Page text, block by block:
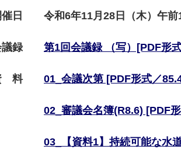
日 令和6年11月28日（木）午前
議録 第1回会議録 （写）[PDF形
料 01_会議次第 [PDF形式／
02 審議会名簿(R8.6) [PDF
03_【資料1】持続可能な水